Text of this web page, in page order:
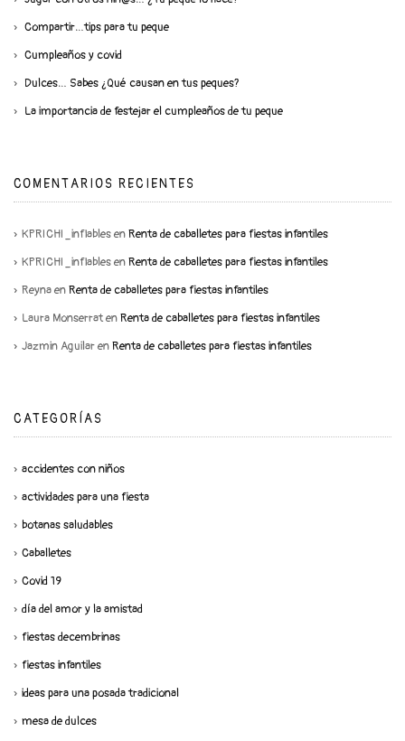
Compartir…tips para tu peque
Cumpleaños y covid
Dulces… Sabes ¿Qué causan en tus peques?
La importancia de festejar el cumpleaños de tu peque
COMENTARIOS RECIENTES
KPRICHI_inflablesenRenta de caballetes para fiestas infantiles
KPRICHI_inflablesenRenta de caballetes para fiestas infantiles
ReynaenRenta de caballetes para fiestas infantiles
Laura MonserratenRenta de caballetes para fiestas infantiles
Jazmin AguilarenRenta de caballetes para fiestas infantiles
CATEGORÍAS
accidentes con niños
actividades para una fiesta
botanas saludables
Caballetes
Covid 19
día del amor y la amistad
fiestas decembrinas
fiestas infantiles
ideas para una posada tradicional
mesa de dulces